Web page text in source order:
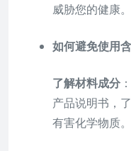
威胁您的健康。
如何避免使用
了解材料成分
产品说明书，
有害化学物质。